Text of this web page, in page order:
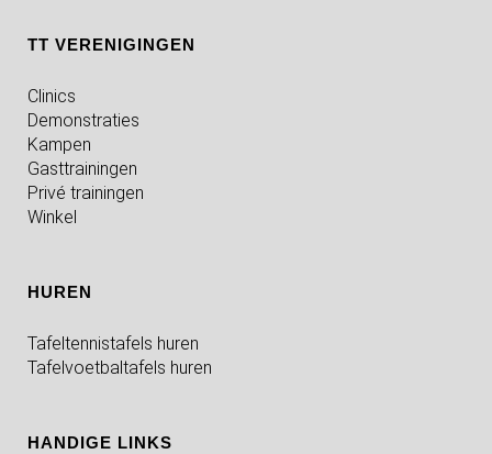
TT VERENIGINGEN
Clinics
Demonstraties
Kampen
Gasttrainingen
Privé trainingen
Winkel
HUREN
Tafeltennistafels huren
Tafelvoetbaltafels huren
HANDIGE LINKS